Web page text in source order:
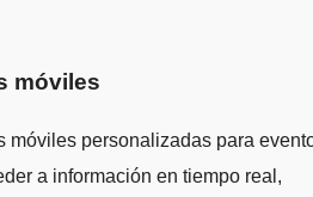
móviles
móviles personalizadas para
a información en tiempo real,